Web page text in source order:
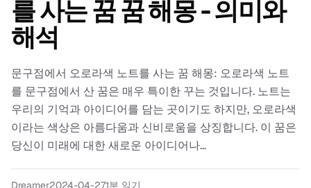
를 사는 꿈 꿈 해몽 - 의미와
해석
문구점에서 오로라색 노트를 사는 꿈 해몽: 오로라색 노트
를 문구점에서 산 꿈은 매우 특이한 꾸는 것입니다. 노트는
우리의 기억과 아이디어를 담는 곳이기도 하지만, 오로라색
이라는 색상은 아름다움과 신비로움을 상징합니다. 이 꿈은
당신이 미래에 대한 새로운 아이디어나...
Dreamer2024-04-271분 읽기